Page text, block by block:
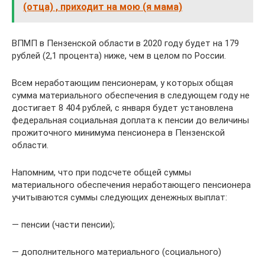
(отца) , приходит на мою (я мама)
ВПМП в Пензенской области в 2020 году будет на 179
рублей (2,1 процента) ниже, чем в целом по России.
Всем неработающим пенсионерам, у которых общая
сумма материального обеспечения в следующем году не
достигает 8 404 рублей, с января будет установлена
федеральная социальная доплата к пенсии до величины
прожиточного минимума пенсионера в Пензенской
области.
Напомним, что при подсчете общей суммы
материального обеспечения неработающего пенсионера
учитываются суммы следующих денежных выплат:
— пенсии (части пенсии);
— дополнительного материального (социального)